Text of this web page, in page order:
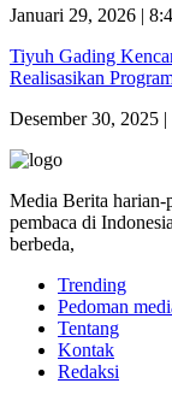
Januari 29, 2026 |
Tiyuh Gading
Realisasikan
Desember 30, 2025
Media Berita harian-
pembaca di
berbeda,
Trending
Pedoman
Tentang
Kontak
Redaksi